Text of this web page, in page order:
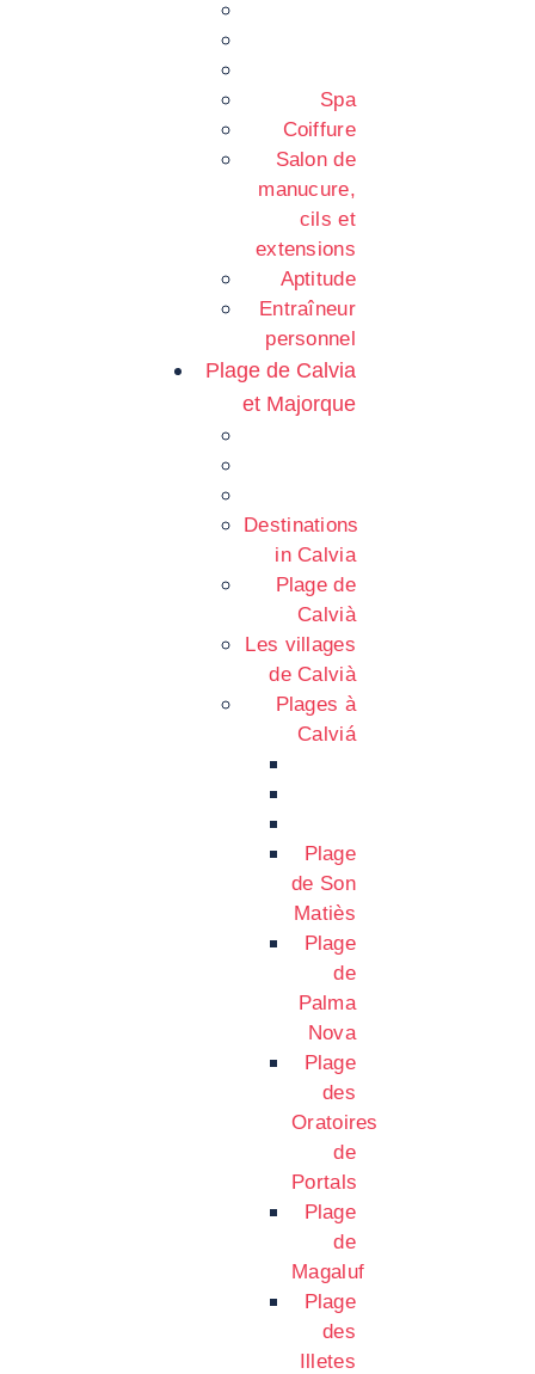
Spa
Coiffure
Salon de
manucure,
cils et
extensions
Aptitude
Entraîneur
personnel
Plage de Calvia
et Majorque
Destinations
in Calvia
Plage de
Calvià
Les villages
de Calvià
Plages à
Calviá
Plage
de Son
Matiès
Plage
de
Palma
Nova
Plage
des
Oratoires
de
Portals
Plage
de
Magaluf
Plage
des
Illetes